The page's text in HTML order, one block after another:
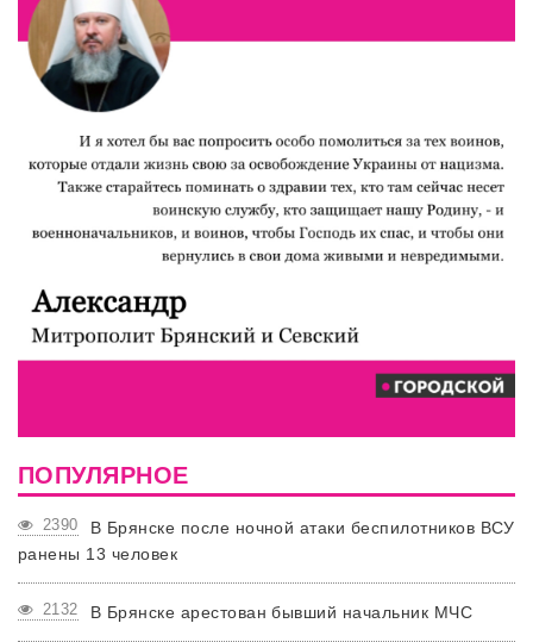
ПОПУЛЯРНОЕ
2390
В Брянске после ночной атаки беспилотников ВСУ
ранены 13 человек
2132 В Брянске арестован бывший начальник МЧС